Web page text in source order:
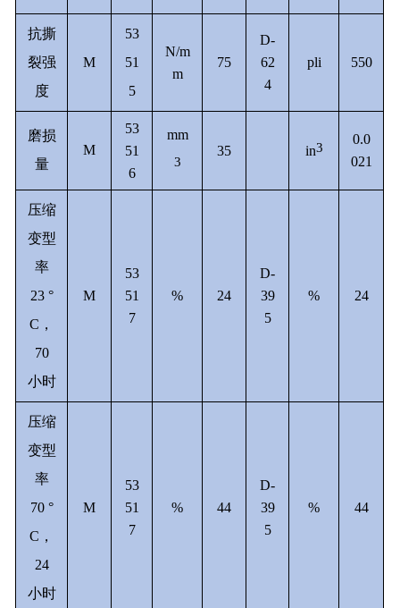
抗撕
裂强
度
M
53
51
5
N/m
m
75
D-
62
4
pli 550
磨损
量
M
53
51
6
mm
3
35 in3
0.0
021
压缩
变型
率
23 °
C，
70
小时
M
53
51
7
% 24
D-
39
5
% 24
压缩
变型
率
70 °
C，
24
小时
M
53
51
7
% 44
D-
39
5
% 44